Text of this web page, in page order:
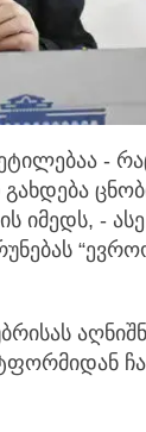
-
გახდება
იმედს, -